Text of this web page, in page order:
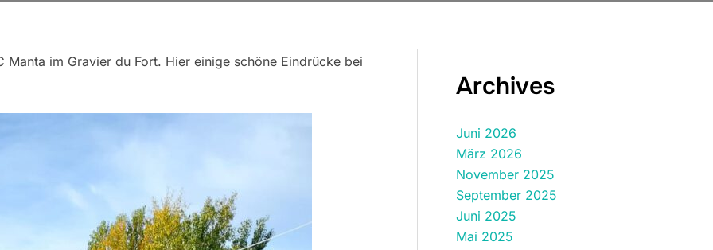
im Gravier du Fort. Hier einige schöne Eindrücke bei
Archives
Juni 2026
März 2026
November 2025
September 2025
Juni 2025
Mai 2025